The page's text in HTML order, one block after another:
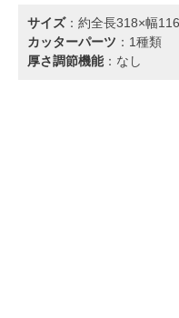
サイズ：約全長318×幅
カッターパーツ ：1種類
厚さ調節機能：なし